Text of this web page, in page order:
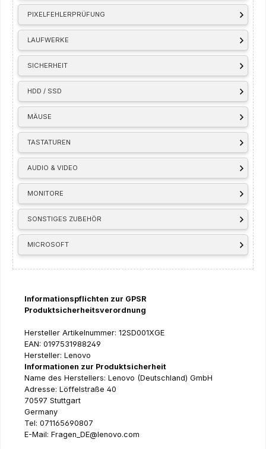
PIXELFEHLERPRÜFUNG
LAUFWERKE
SICHERHEIT
HDD / SSD
MÄUSE
TASTATUREN
AUDIO & VIDEO
MONITORE
SONSTIGES ZUBEHÖR
MICROSOFT
Informationspflichten zur GPSR
Produktsicherheitsverordnung
Hersteller Artikelnummer: 12SD001XGE
EAN: 0197531988249
Hersteller: Lenovo
Informationen zur Produktsicherheit
Name des Herstellers: Lenovo (Deutschland) GmbH
Adresse: Löffelstraße 40
70597 Stuttgart
Germany
Tel: 071165690807
E-Mail: Fragen_DE@lenovo.com